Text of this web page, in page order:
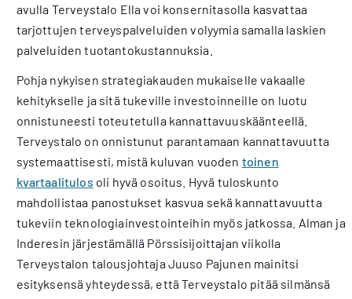
avulla Terveystalo Ella voi konsernitasolla kasvattaa
tarjottujen terveyspalveluiden volyymia samalla laskien
palveluiden tuotantokustannuksia.
Pohja nykyisen strategiakauden mukaiselle vakaalle
kehitykselle ja sitä tukeville investoinneille on luotu
onnistuneesti toteutetulla kannattavuuskäänteellä.
Terveystalo on onnistunut parantamaan kannattavuutta
systemaattisesti, mistä kuluvan vuoden toinen
kvartaalitulos oli hyvä osoitus. Hyvä tuloskunto
mahdollistaa panostukset kasvua sekä kannattavuutta
tukeviin teknologiainvestointeihin myös jatkossa. Alman ja
Inderesin järjestämällä Pörssisijoittajan viikolla
Terveystalon talousjohtaja Juuso Pajunen mainitsi
esityksensä yhteydessä, että Terveystalo pitää silmänsä